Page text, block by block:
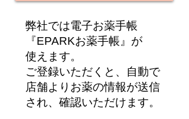
弊社では電子お薬手帳
『EPARKお薬手帳』が
使えます。
ご登録いただくと、自動で
店舗よりお薬の情報が送信
され、確認いただけます。